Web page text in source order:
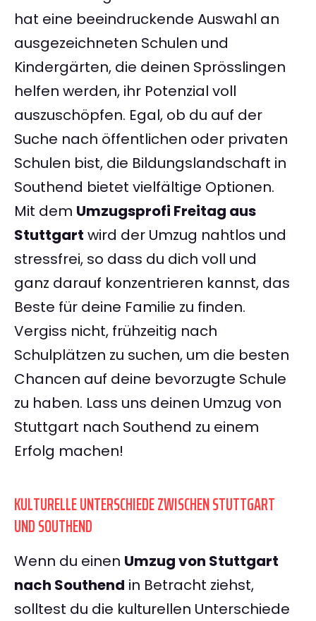
hat eine beeindruckende Auswahl an
ausgezeichneten Schulen und
Kindergärten, die deinen Sprösslingen
helfen werden, ihr Potenzial voll
auszuschöpfen. Egal, ob du auf der
Suche nach öffentlichen oder privaten
Schulen bist, die Bildungslandschaft in
Southend bietet vielfältige Optionen.
Mit dem Umzugsprofi Freitag aus
Stuttgart wird der Umzug nahtlos und
stressfrei, so dass du dich voll und
ganz darauf konzentrieren kannst, das
Beste für deine Familie zu finden.
Vergiss nicht, frühzeitig nach
Schulplätzen zu suchen, um die besten
Chancen auf deine bevorzugte Schule
zu haben. Lass uns deinen Umzug von
Stuttgart nach Southend zu einem
Erfolg machen!
KULTURELLE UNTERSCHIEDE ZWISCHEN STUTTGART
UND SOUTHEND
Wenn du einen Umzug von Stuttgart
nach Southend in Betracht ziehst,
solltest du die kulturellen Unterschiede